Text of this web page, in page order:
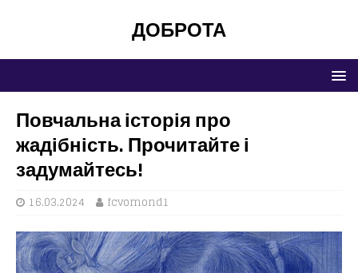
ДОБРОТА
Повчальна історія про
жадібність. Прочитайте і
задумайтесь!
16.03.2024 fcvomond1